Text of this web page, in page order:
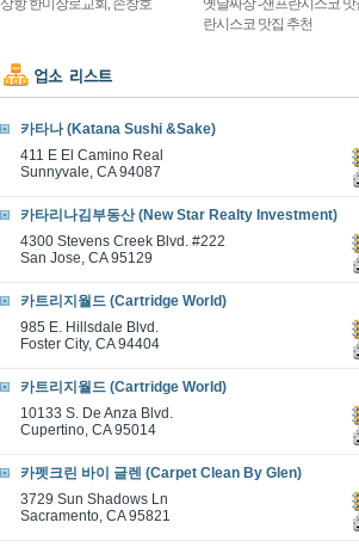
상항 한미장로교회, 손창호
옛날짜장 -샌프란시스코 맛
란시스코 맛집 추천
카타나 (Katana Sushi &Sake)
411 E El Camino Real
Sunnyvale, CA 94087
카타리나김부동산 (New Star Realty Investment)
4300 Stevens Creek Blvd. #222
San Jose, CA 95129
카트리지월드 (Cartridge World)
985 E. Hillsdale Blvd.
Foster City, CA 94404
카트리지월드 (Cartridge World)
10133 S. De Anza Blvd.
Cupertino, CA 95014
카펫크린 바이 글렌 (Carpet Clean By Glen)
3729 Sun Shadows Ln
Sacramento, CA 95821